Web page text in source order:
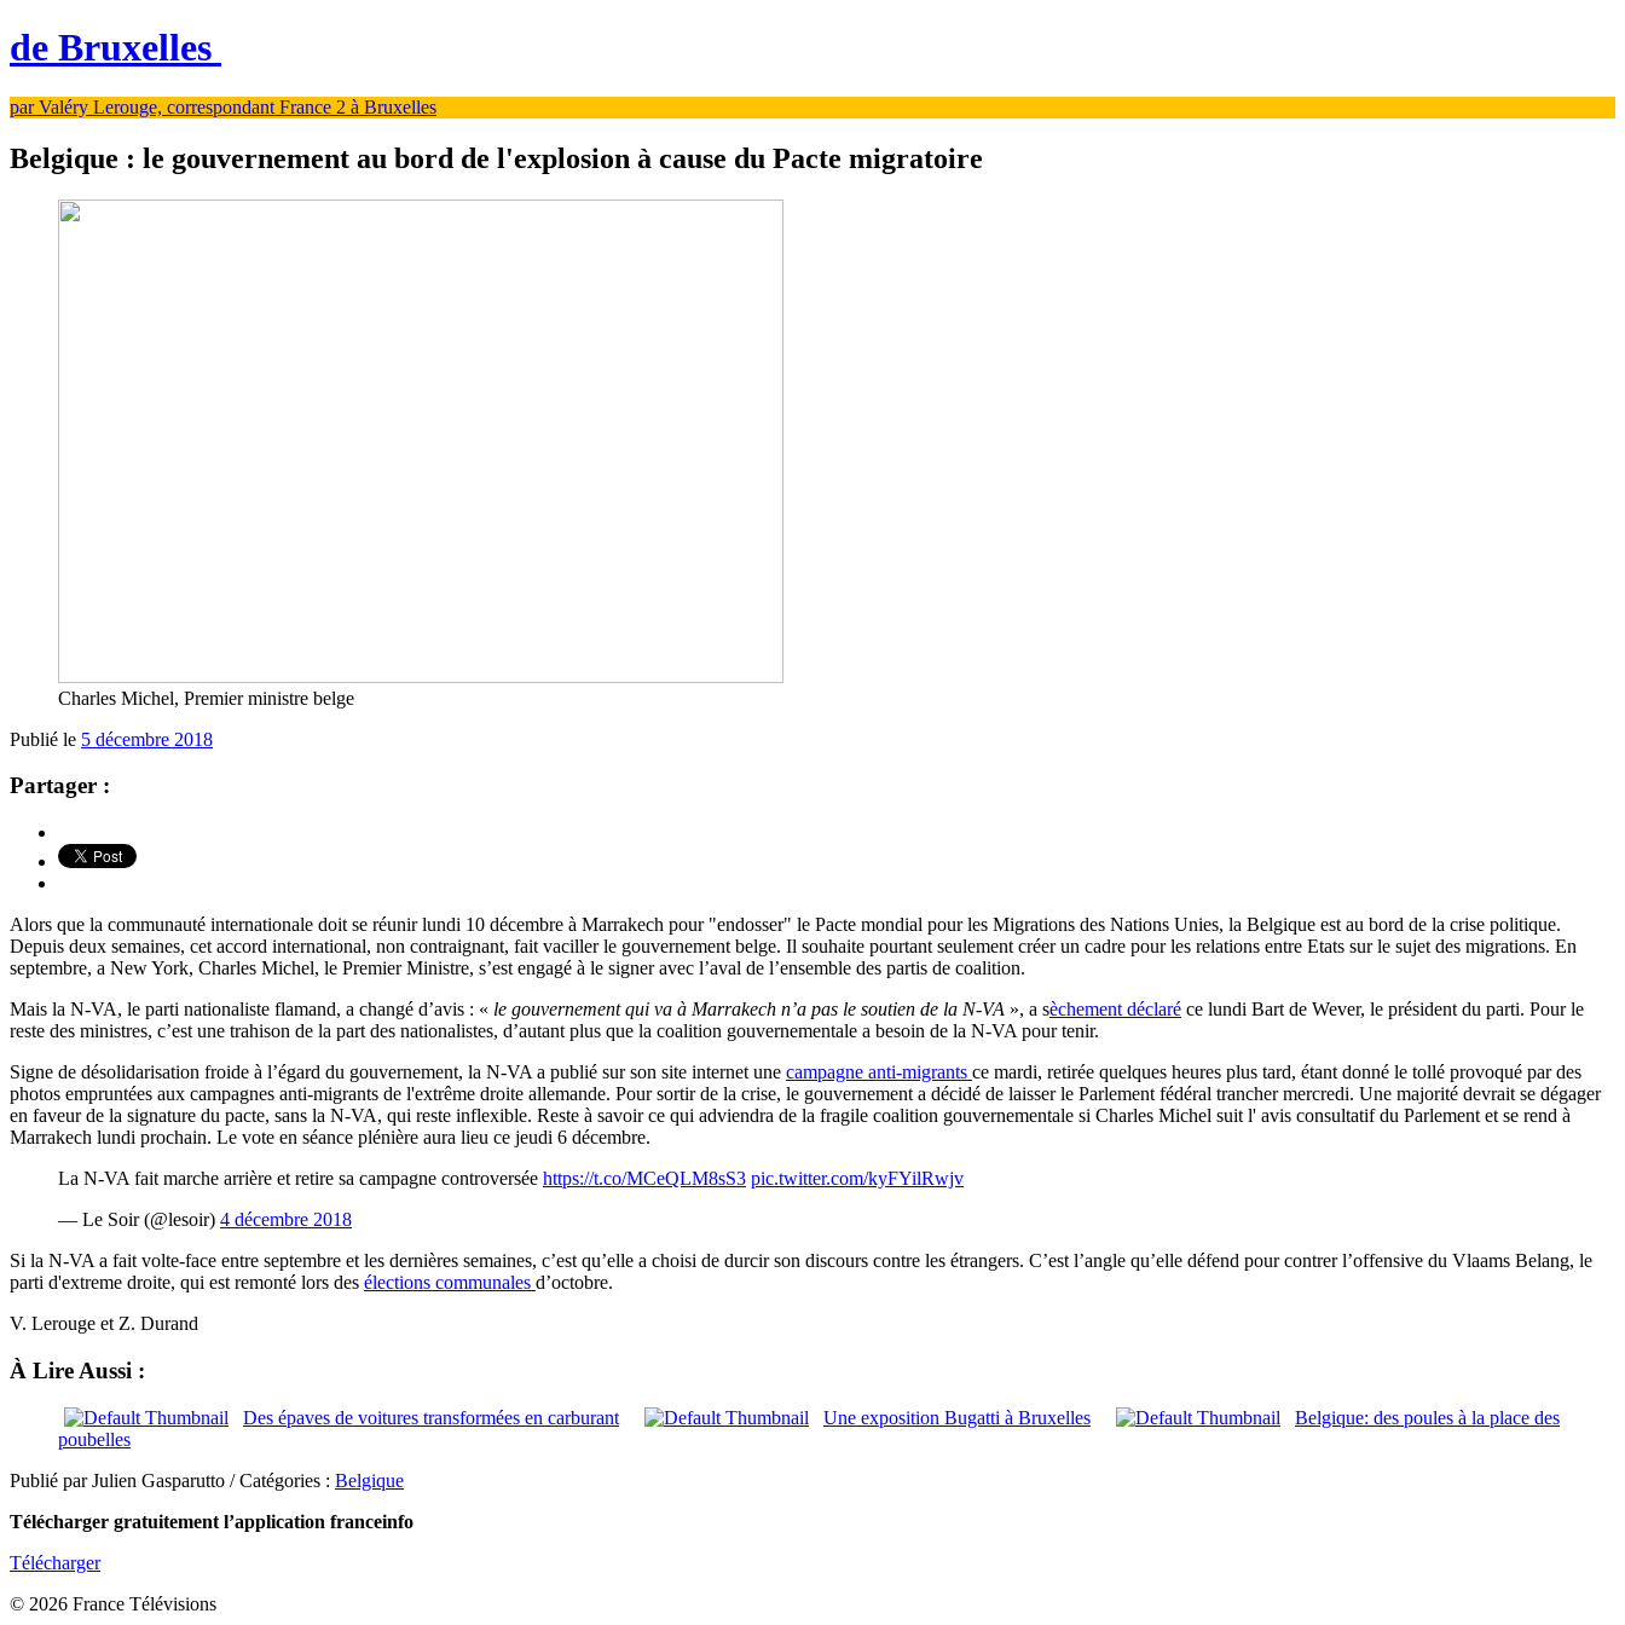
de Bruxelles
par Valéry Lerouge, correspondant France 2 à Bruxelles
Belgique : le gouvernement au bord de l'explosion à cause du Pacte migratoire
Charles Michel, Premier ministre belge
Publié le 5 décembre 2018
Partager :
Alors que la communauté internationale doit se réunir lundi 10 décembre à Marrakech pour "endosser" le Pacte mondial pour les Migrations des Nations Unies, la Belgique est au bord de la crise politique.
Depuis deux semaines, cet accord international, non contraignant, fait vaciller le gouvernement belge. Il souhaite pourtant seulement créer un cadre pour les relations entre Etats sur le sujet des migrations. En
septembre, a New York, Charles Michel, le Premier Ministre, s’est engagé à le signer avec l’aval de l’ensemble des partis de coalition.
Mais la N-VA, le parti nationaliste flamand, a changé d’avis : « le gouvernement qui va à Marrakech n’a pas le soutien de la N-VA », a sèchement déclaré ce lundi Bart de Wever, le président du parti. Pour le
reste des ministres, c’est une trahison de la part des nationalistes, d’autant plus que la coalition gouvernementale a besoin de la N-VA pour tenir.
Signe de désolidarisation froide à l’égard du gouvernement, la N-VA a publié sur son site internet une campagne anti-migrants ce mardi, retirée quelques heures plus tard, étant donné le tollé provoqué par des
photos empruntées aux campagnes anti-migrants de l'extrême droite allemande. Pour sortir de la crise, le gouvernement a décidé de laisser le Parlement fédéral trancher mercredi. Une majorité devrait se dégager
en faveur de la signature du pacte, sans la N-VA, qui reste inflexible. Reste à savoir ce qui adviendra de la fragile coalition gouvernementale si Charles Michel suit l' avis consultatif du Parlement et se rend à
Marrakech lundi prochain. Le vote en séance plénière aura lieu ce jeudi 6 décembre.
La N-VA fait marche arrière et retire sa campagne controversée https://t.co/MCeQLM8sS3 pic.twitter.com/kyFYilRwjv
— Le Soir (@lesoir) 4 décembre 2018
Si la N-VA a fait volte-face entre septembre et les dernières semaines, c’est qu’elle a choisi de durcir son discours contre les étrangers. C’est l’angle qu’elle défend pour contrer l’offensive du Vlaams Belang, le
parti d'extreme droite, qui est remonté lors des élections communales d’octobre.
V. Lerouge et Z. Durand
À Lire Aussi :
Des épaves de voitures transformées en carburant Une exposition Bugatti à Bruxelles
Belgique: des poules à la place des
poubelles
Publié par Julien Gasparutto / Catégories : Belgique
Télécharger gratuitement l’application franceinfo
Télécharger
© 2026 France Télévisions